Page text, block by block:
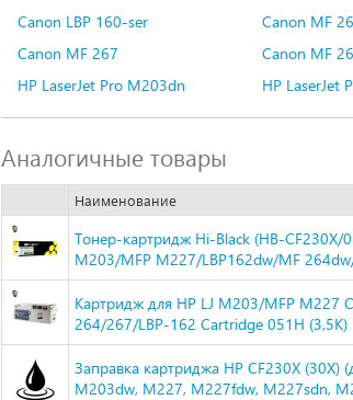
Canon LBP 160-ser
Canon MF
Canon MF 267
Canon MF
HP LaserJet Pro M203dn
HP LaserJet
Аналогичные товары
Наименование
Тонер-картридж Hi-Black (HB-CF230X/
M203/MFP M227/LBP162dw/MF
Картридж для HP LJ M203/MFP M227
264/267/LBP-162 Cartridge 051H (3,5K)
Заправка картриджа HP CF230X (30X)
M203dw, M227, M227fdw, M227sdn,